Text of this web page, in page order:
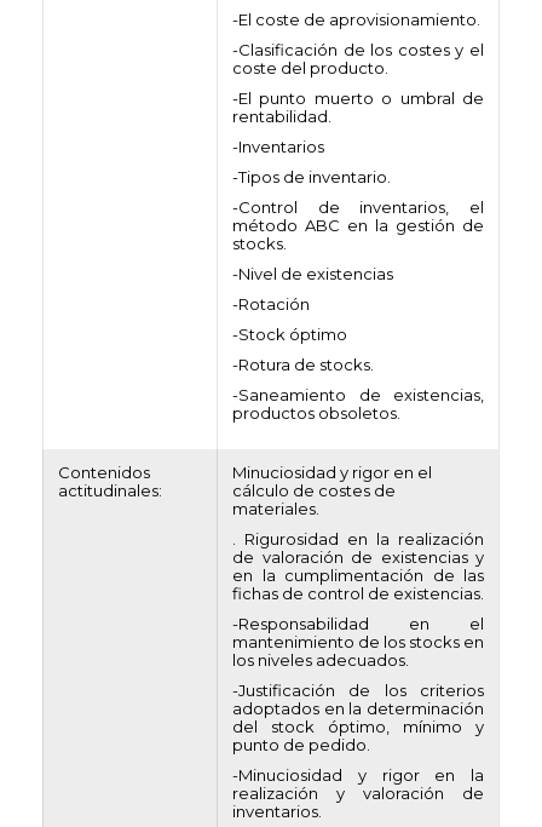
-El coste de aprovisionamiento.
-Clasificación de los costes y el
coste del producto.
-El punto muerto o umbral de
rentabilidad.
-Inventarios
-Tipos de inventario.
-Control de inventarios, el
método ABC en la gestión de
stocks.
-Nivel de existencias
-Rotación
-Stock óptimo
-Rotura de stocks.
-Saneamiento de existencias,
productos obsoletos.
Contenidos
actitudinales:
Minuciosidad y rigor en el
cálculo de costes de
materiales.
. Rigurosidad en la realización
de valoración de existencias y
en la cumplimentación de las
fichas de control de existencias.
-Responsabilidad en el
mantenimiento de los stocks en
los niveles adecuados.
-Justificación de los criterios
adoptados en la determinación
del stock óptimo, mínimo y
punto de pedido.
-Minuciosidad y rigor en la
realización y valoración de
inventarios.